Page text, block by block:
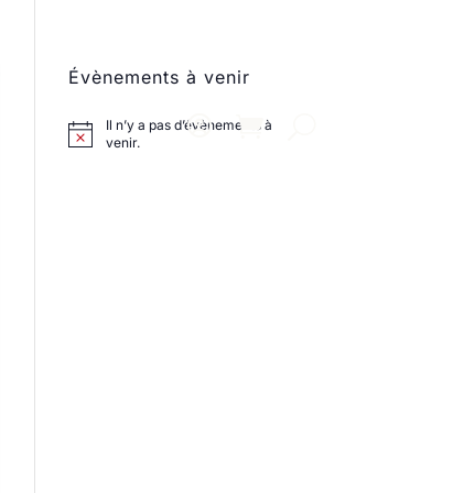
Évènements à venir
Il n’y a pas d’évènements à
venir.